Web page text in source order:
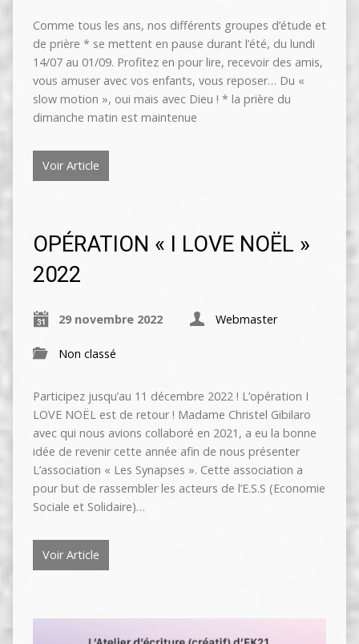
Comme tous les ans, nos différents groupes d’étude et
de prière * se mettent en pause durant l’été, du lundi
14/07 au 01/09. Profitez en pour lire, recevoir des amis,
vous amuser avec vos enfants, vous reposer… Du «
slow motion », oui mais avec Dieu ! * la prière du
dimanche matin est maintenue
Voir Article
OPÉRATION « I LOVE NOËL »
2022
29 novembre 2022 Webmaster
Non classé
Participez jusqu’au 11 décembre 2022 ! L’opération I
LOVE NOËL est de retour ! Madame Christel Gibilaro
avec qui nous avions collaboré en 2021, a eu la bonne
idée de revenir cette année afin de nous présenter
L’association « Les Synapses ». Cette association a
pour but de rassembler les acteurs de l’E.S.S (Economie
Sociale et Solidaire)…
Voir Article